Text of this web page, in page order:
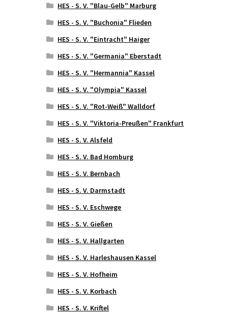
HES - S. V. "Blau-Gelb" Marburg
HES - S. V. "Buchonia" Flieden
HES - S. V. "Eintracht" Haiger
HES - S. V. "Germania" Eberstadt
HES - S. V. "Hermannia" Kassel
HES - S. V. "Olympia" Kassel
HES - S. V. "Rot-Weiß" Walldorf
HES - S. V. "Viktoria-Preußen" Frankfurt
HES - S. V. Alsfeld
HES - S. V. Bad Homburg
HES - S. V. Bernbach
HES - S. V. Darmstadt
HES - S. V. Eschwege
HES - S. V. Gießen
HES - S. V. Hallgarten
HES - S. V. Harleshausen Kassel
HES - S. V. Hofheim
HES - S. V. Korbach
HES - S. V. Kriftel